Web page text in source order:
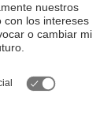
datos